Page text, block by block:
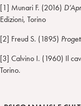
[1] Munari F. (2016)
Edizioni, Torino
[2] Freud S. (1895)
[3] Calvino I. (1960) Il
Torino.